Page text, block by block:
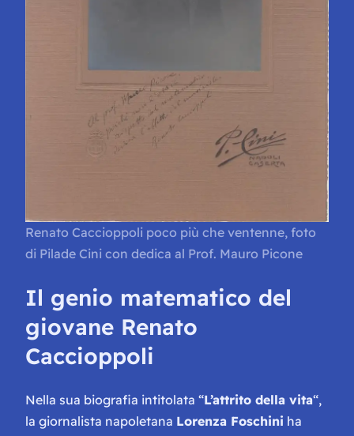
Renato Caccioppoli poco più che ventenne, foto
di Pilade Cini con dedica al Prof. Mauro Picone
Il genio matematico del
giovane Renato
Caccioppoli
Nella sua biografia intitolata “L’attrito della vita“,
la giornalista napoletana Lorenza Foschini ha